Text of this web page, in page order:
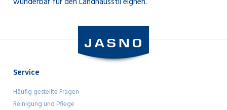
Service
Häufig gestellte Fragen
Reinigung und Pflege